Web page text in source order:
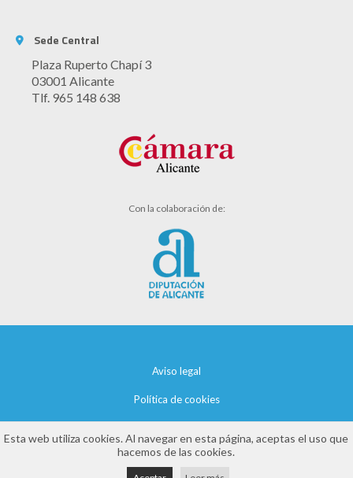
Sede Central
Plaza Ruperto Chapí 3
03001 Alicante
Tlf. 965 148 638
Con la colaboración de:
Aviso legal
Política de cookies
Esta web utiliza cookies. Al navegar en esta página, aceptas el uso que
hacemos de las cookies.